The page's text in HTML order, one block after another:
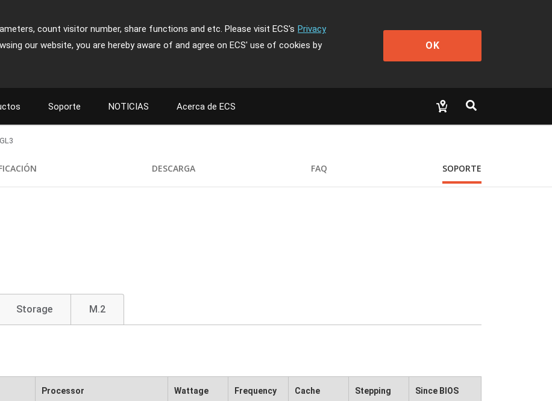
count visitor number, share functions and etc. Please visit ECS's Privacy
our website, you are hereby aware of and agree on ECS' use of cookies by
OK
Soporte NOTICIAS Acerca de ECS
DESCARGA FAQ SOPORTE
Storage M.2
Processor Wattage Frequency Cache Stepping Since BIOS